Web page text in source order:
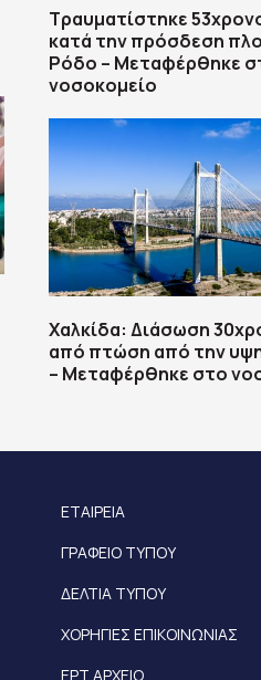
Τραυματίστηκε
κατά την πρόσδεση
Ρόδο – Μεταφέρθηκε
νοσοκομείο
Χαλκίδα: Διάσωση
από πτώση από την
– Μεταφέρθηκε στο
ΕΤΑΙΡΕΙΑ
ΓΡΑΦΕΙΟ ΤΥΠΟΥ
ΔΕΛΤΙΑ ΤΥΠΟΥ
ΧΟΡΗΓΙΕΣ ΕΠΙΚΟΙΝΩΝΙΑΣ
ΕΡΤ ΑΡΧΕΙΟ